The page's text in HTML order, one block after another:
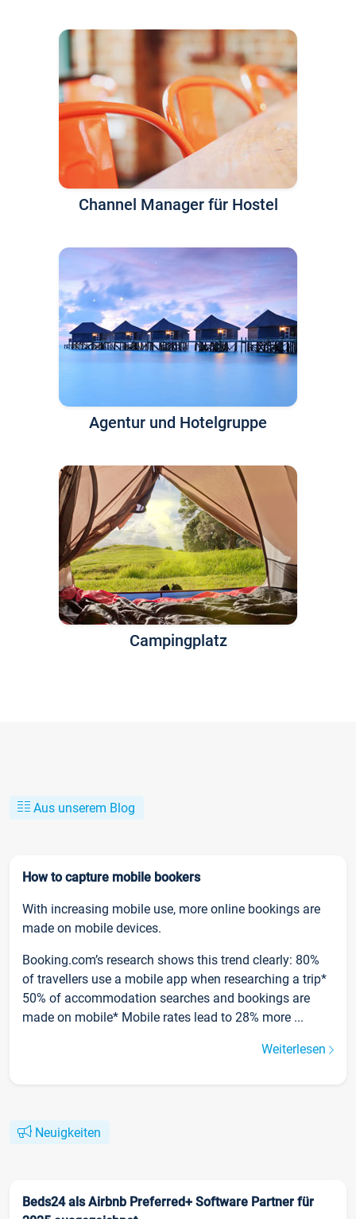
Channel Manager für Hostel
Agentur und Hotelgruppe
Campingplatz
Aus unserem Blog
How to capture mobile bookers
With increasing mobile use, more online bookings are
made on mobile devices.
Booking.com’s research shows this trend clearly: 80%
of travellers use a mobile app when researching a trip*
50% of accommodation searches and bookings are
made on mobile* Mobile rates lead to 28% more ...
Weiterlesen
Neuigkeiten
Beds24 als Airbnb Preferred+ Software Partner für